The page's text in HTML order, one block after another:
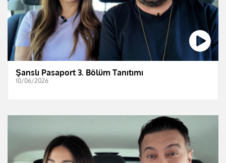
Şanslı Pasaport 3. Bölüm Tanıtımı
10/06/2026